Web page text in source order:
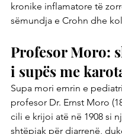
kronike inflamatore të
sëmundja e Crohn dhe
Profesor Moro:
i supës me
Supa mori emrin e
profesor Dr. Ernst Moro
cili e krijoi atë në 1908 si
shtëpiak për diarrenë,